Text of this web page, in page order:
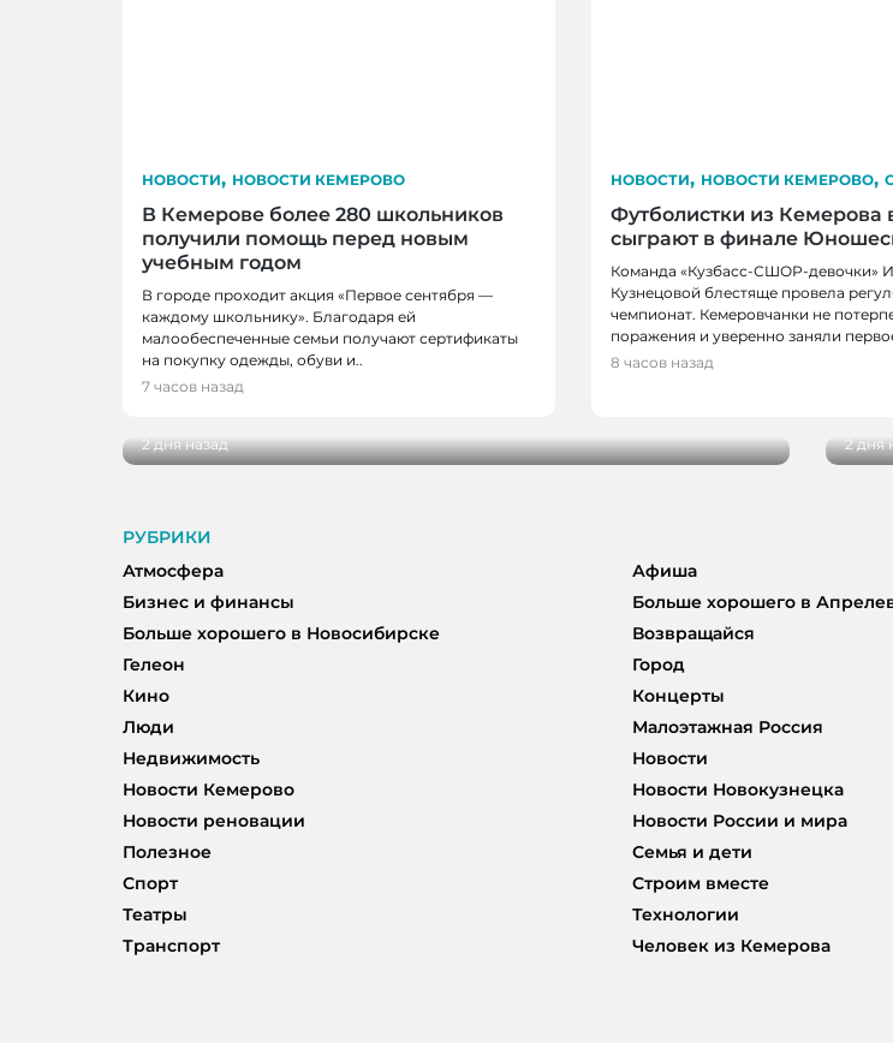
НОВОСТИ, НОВОСТИ КЕМЕРОВО
В Кемерове более 280 школьников
получили помощь перед новым
учебным годом
В городе проходит акция «Первое сентября —
каждому школьнику». Благодаря ей
малообеспеченные семьи получают сертификаты
на покупку одежды, обуви и..
7 часов назад
НОВОСТИ, НОВОСТИ КЕМЕРОВО,
Футболистки из Кемерова
сыграют в финале
Команда «Кузбасс-СШОР-девочки»
Кузнецовой блестяще провела
чемпионат. Кемеровчанки не
поражения и уверенно заняли
8 часов назад
НОВОСТИ, НОВОСТИ КЕМЕРОВО, НОВОСТИ
НОВОКУЗНЕЦКА
29 кузбасских студентов получат по миллиону рублей на
2 дня назад 2 дня
РУБРИКИ
Атмосфера
Афиша
Бизнес и финансы
Больше хорошего в
Больше хорошего в Новосибирске
Возвращайся
Гелеон
Город
Кино
Концерты
Люди
Малоэтажная Россия
Недвижимость
Новости
Новости Кемерово
Новости Новокузнецка
Новости реновации
Новости России и мира
Полезное
Семья и дети
Спорт
Строим вместе
Театры
Технологии
Транспорт
Человек из Кемерова